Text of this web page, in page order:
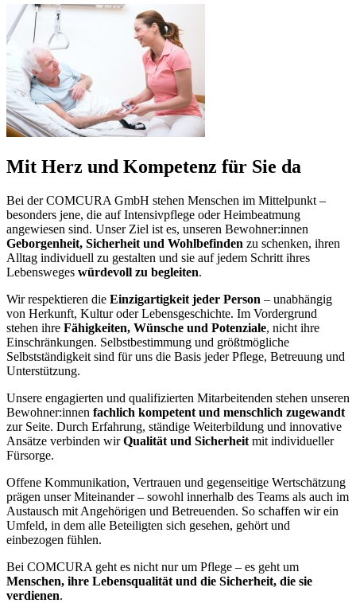
Mit Herz und Kompetenz für Sie da
Bei der COMCURA GmbH stehen Menschen im Mittelpunkt –
besonders jene, die auf Intensivpflege oder Heimbeatmung
angewiesen sind. Unser Ziel ist es, unseren Bewohner:innen
Geborgenheit, Sicherheit und Wohlbefinden zu schenken, ihren
Alltag individuell zu gestalten und sie auf jedem Schritt ihres
Lebensweges würdevoll zu begleiten.
Wir respektieren die Einzigartigkeit jeder Person – unabhängig
von Herkunft, Kultur oder Lebensgeschichte. Im Vordergrund
stehen ihre Fähigkeiten, Wünsche und Potenziale, nicht ihre
Einschränkungen. Selbstbestimmung und größtmögliche
Selbstständigkeit sind für uns die Basis jeder Pflege, Betreuung und
Unterstützung.
Unsere engagierten und qualifizierten Mitarbeitenden stehen unseren
Bewohner:innen fachlich kompetent und menschlich zugewandt
zur Seite. Durch Erfahrung, ständige Weiterbildung und innovative
Ansätze verbinden wirQualität und Sicherheit mit individueller
Fürsorge.
Offene Kommunikation, Vertrauen und gegenseitige Wertschätzung
prägen unser Miteinander – sowohl innerhalb des Teams als auch im
Austausch mit Angehörigen und Betreuenden. So schaffen wir ein
Umfeld, in dem alle Beteiligten sich gesehen, gehört und
einbezogen fühlen.
Bei COMCURA geht es nicht nur um Pflege – es geht um
Menschen, ihre Lebensqualität und die Sicherheit, die sie
verdienen.